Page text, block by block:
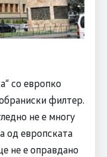
со европко
филтер.
не е многу
од европската
не е оправдано